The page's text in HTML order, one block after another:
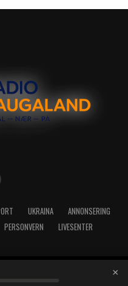
UKRAINA
ANNONSERING
PERSONVERN LIVESENTER
Haugaland - Haraldsgata 114,
- Telefon: 52717273
×